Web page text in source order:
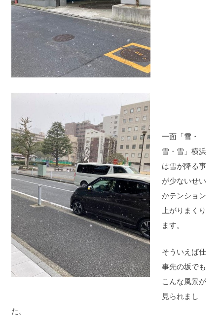
一面「雪・
雪・雪」横浜
は雪が降る事
が少ないせい
かテンション
上がりまくり
ます。
そういえば仕
事先の坂でも
こんな風景が
見られまし
た。